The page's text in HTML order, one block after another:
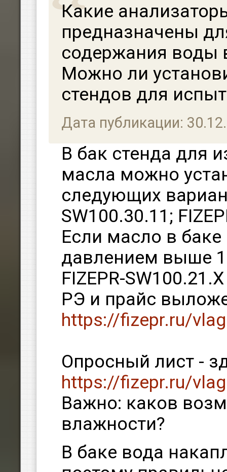
Какие
предназначены
содержания воды
Можно ли
стендов для
Дата публикации:
В бак стенда для
масла можно
следующих
SW100.30.11;
Если масло в
давлением выше
FIZEPR-
РЭ и прайс
https://fizepr.ru/
Опросный лист -
https://fizepr.ru/
Важно: каков
влажности?
В баке вода